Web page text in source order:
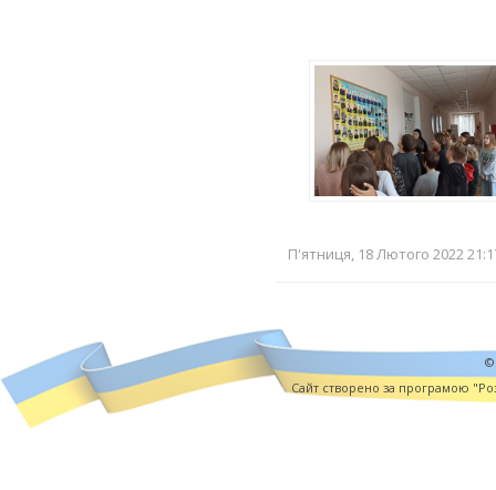
П'ятниця, 18 Лютого 2022
©
Cайт створено за програмою